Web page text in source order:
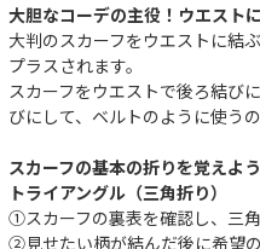
大胆なコーデの主役！ウエスト
大判のスカーフをウエストに結
プラスされます。
スカーフをウエストで後ろ結び
びにして、ベルトのように使う
スカーフの基本の折りを覚えよう
トライアングル（三角折り）
①スカーフの裏表を確認し、三
②見せたい柄が結んだ後に希望